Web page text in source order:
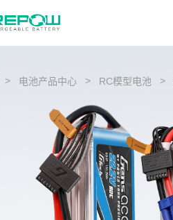
> 电池产品中心 > RC模型电池 >